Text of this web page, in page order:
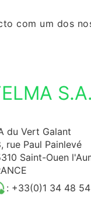
com um dos
du Vert Galant
rue Paul Painlevé
Saint-Ouen
: +33(0)1 34 48